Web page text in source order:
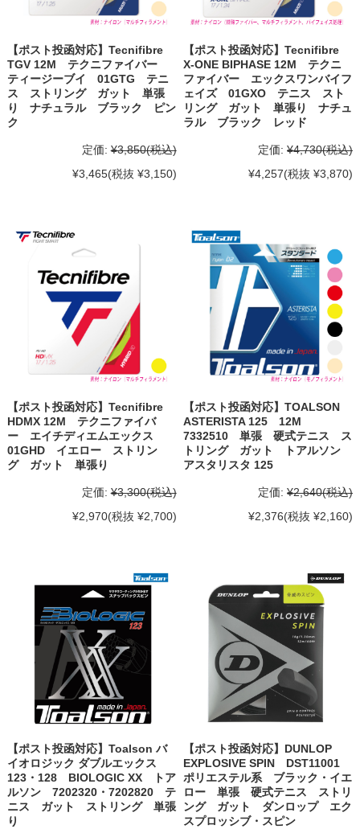
【ポスト投函対応】Tecnifibre
TGV 12M テクニファイバー
ティージーブイ 01GTG テニ
ス ストリング ガット 単張
り ナチュラル ブラック ピン
ク
定価: ¥3,850(税込)
¥3,465(税抜 ¥3,150)
【ポスト投函対応】Tecnifibre
X-ONE BIPHASE 12M テクニ
ファイバー エックスワンバイフ
ェイズ 01GXO テニス スト
リング ガット 単張り ナチュ
ラル ブラック レッド
定価: ¥4,730(税込)
¥4,257(税抜 ¥3,870)
【ポスト投函対応】Tecnifibre
HDMX 12M テクニファイバ
ー エイチディエムエックス
01GHD イエロー ストリン
グ ガット 単張り
定価: ¥3,300(税込)
¥2,970(税抜 ¥2,700)
【ポスト投函対応】TOALSON
ASTERISTA 125 12M
7332510 単張 硬式テニス ス
トリング ガット トアルソン
アスタリスタ 125
定価: ¥2,640(税込)
¥2,376(税抜 ¥2,160)
【ポスト投函対応】Toalson バ
イオロジック ダブルエックス
123・128 BIOLOGIC XX トア
ルソン 7202320・7202820 テ
ニス ガット ストリング 単張
り
【ポスト投函対応】DUNLOP
EXPLOSIVE SPIN DST11001
ポリエステル系 ブラック・イエ
ロー 単張 硬式テニス ストリ
ング ガット ダンロップ エク
スプロッシブ・スピン